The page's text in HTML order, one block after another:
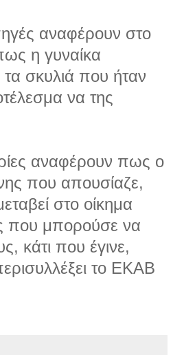
αναφέρουν στο
η γυναίκα
σκυλιά που ήταν
να της
αναφέρουν πως ο
που απουσίαζε,
στο οίκημα
που μπορούσε να
κάτι που έγινε,
το ΕΚΑΒ